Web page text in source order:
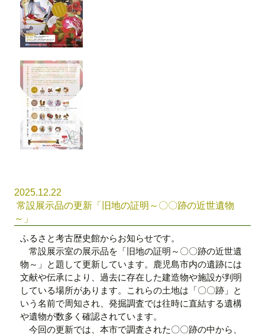
2025.12.22
常設展示品の更新「旧地の証明～〇〇跡の近世遺物
～」
ふるさと考古歴史館からお知らせです。
常設展示室の展示品を「旧地の証明～〇〇跡の近世遺
物～」と題して更新しています。鹿児島市内の遺跡には
文献や伝承により、過去に存在した建造物や施設が判明
している場所があります。これらの土地は「〇〇跡」と
いう名前で周知され、発掘調査では往時に直結する遺構
や遺物が数多く確認されています。
今回の更新では、本市で調査された〇〇跡の中から、